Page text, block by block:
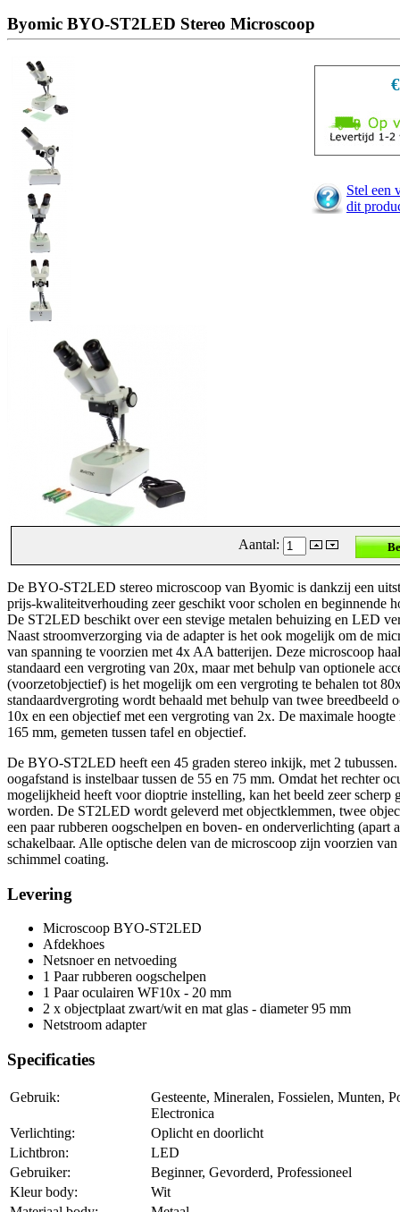
Byomic BYO-ST2LED Stereo Microscoop
Stel een
dit
Aantal:
De BYO-ST2LED stereo microscoop van Byomic is dankzij een
prijs-kwaliteitverhouding zeer geschikt voor scholen en beginnende
De ST2LED beschikt over een stevige metalen behuizing en LED
Naast stroomverzorging via de adapter is het ook mogelijk om de
van spanning te voorzien met 4x AA batterijen. Deze microscoop
standaard een vergroting van 20x, maar met behulp van optionele
(voorzetobjectief) is het mogelijk om een vergroting te behalen tot
standaardvergroting wordt behaald met behulp van twee breedbeeld
10x en een objectief met een vergroting van 2x. De maximale hoogte
165 mm, gemeten tussen tafel en objectief.
De BYO-ST2LED heeft een 45 graden stereo inkijk, met 2
oogafstand is instelbaar tussen de 55 en 75 mm. Omdat het rechter
mogelijkheid heeft voor dioptrie instelling, kan het beeld zeer scherp
worden. De ST2LED wordt geleverd met objectklemmen, twee
een paar rubberen oogschelpen en boven- en onderverlichting (apart
schakelbaar. Alle optische delen van de microscoop zijn voorzien van
schimmel coating.
Levering
Microscoop BYO-ST2LED
Afdekhoes
Netsnoer en netvoeding
1 Paar rubberen oogschelpen
1 Paar oculairen WF10x - 20 mm
2 x objectplaat zwart/wit en mat glas - diameter 95 mm
Netstroom adapter
Specificaties
Gebruik:
Gesteente, Mineralen, Fossielen, Munten,
Electronica
Verlichting:
Oplicht en doorlicht
Lichtbron:
LED
Gebruiker:
Beginner, Gevorderd, Professioneel
Kleur body:
Wit